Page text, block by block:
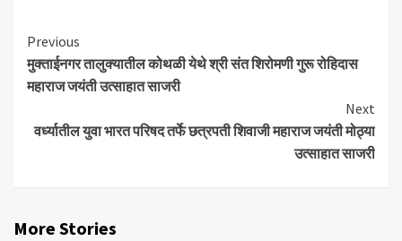
Continue
Reading
Previous
मुक्ताईनगर तालुक्यातील कोथळी येथे श्री संत शिरोमणी गुरू रोहिदास
महाराज जयंती उत्साहात साजरी
Next
वर्ध्यातील युवा भारत परिषद तर्फे छत्रपती शिवाजी महाराज जयंती मोठ्या
उत्साहात साजरी
More Stories